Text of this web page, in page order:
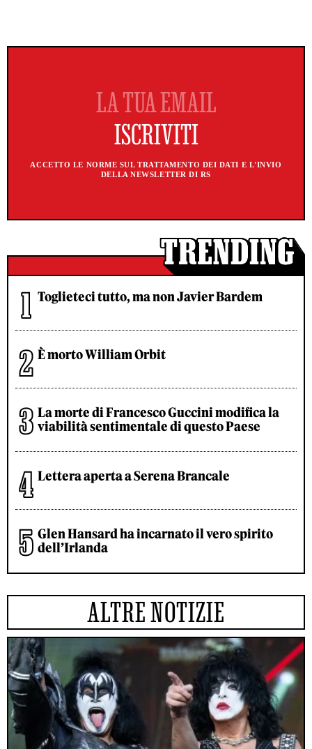
ACCETTO LE NORME SUL TRATTAMENTO DEI DATI E L'INVIO
DELLA NEWSLETTER DI RS
Toglieteci tutto, ma non Javier Bardem
È morto William Orbit
La morte di Francesco Guccini modifica la
viabilità sentimentale di questo Paese
Lettera aperta a Serena Brancale
Glen Hansard ha incarnato il vero spirito
dell’Irlanda
ALTRE NOTIZIE